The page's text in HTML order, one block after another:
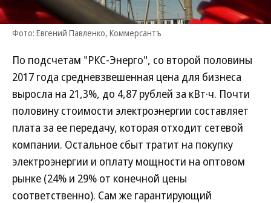
Фото: Евгений Павленко, Коммерсантъ
По подсчетам "РКС-Энерго", со второй половины
2017 года средневзвешенная цена для бизнеса
выросла на 21,3%, до 4,87 рублей за кВт·ч. Почти
половину стоимости электроэнергии составляет
плата за ее передачу, которая отходит сетевой
компании. Остальное сбыт тратит на покупку
электроэнергии и оплату мощности на оптовом
рынке (24% и 29% от конечной цены
соответственно). Сам же гарантирующий